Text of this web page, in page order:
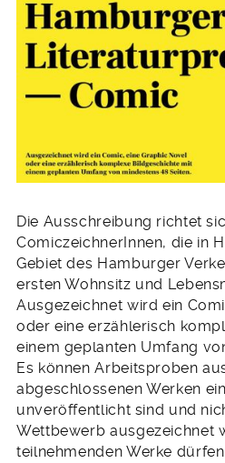
Die Ausschreibung richtet
ComiczeichnerInnen, die in
Gebiet des Hamburger
ersten Wohnsitz und
Ausgezeichnet wird ein
oder eine erzählerisch
einem geplanten Umfang
Es können Arbeitsproben
abgeschlossenen Werken
unveröffentlicht sind und
Wettbewerb ausgezeichnet
teilnehmenden Werke